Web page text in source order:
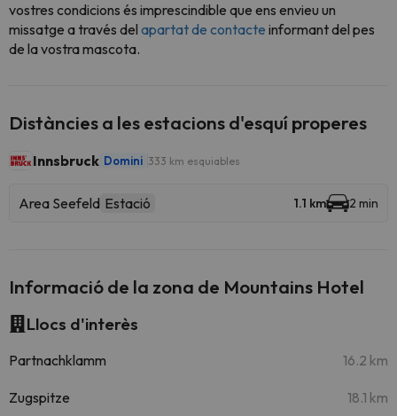
vostres condicions és imprescindible que ens envieu un
missatge a través del apartat de contacte informant del pes
de la vostra mascota.
Distàncies a les estacions d'esquí properes
Innsbruck Domini 333 km esquiables
Area Seefeld Estació 1.1 km 2 min
Informació de la zona de Mountains Hotel
Llocs d'interès
Partnachklamm 16.2 km
Zugspitze 18.1 km